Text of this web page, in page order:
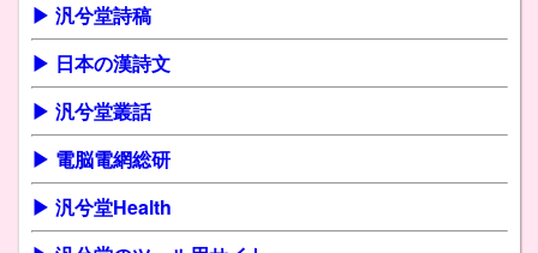
▶ 汎兮堂詩稿
▶ 日本の漢詩文
▶ 汎兮堂叢話
▶ 電脳電網総研
▶ 汎兮堂Health